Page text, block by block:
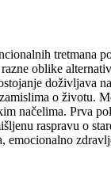
tretmana
oblike
doživljava
o životu.
načelima. Prva
raspravu o